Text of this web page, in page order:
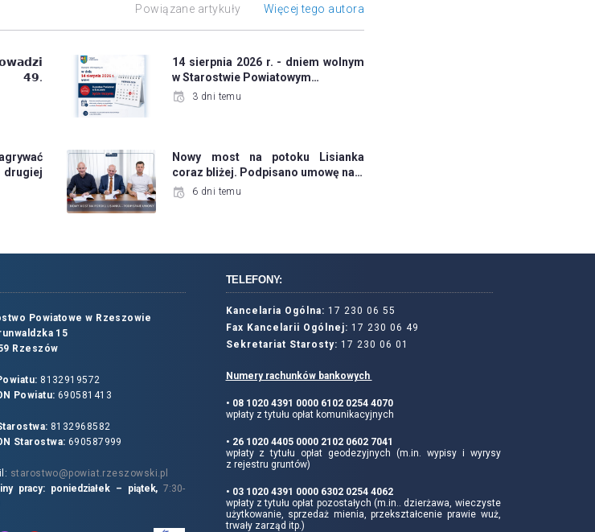
Powiązane artykuły Więcej tego autora
𝟰𝟵.
14 sierpnia 2026 r. - dniem wolnym
w Starostwie Powiatowym…
3 dni temu
Nowy most na potoku Lisianka
coraz bliżej. Podpisano umowę na…
6 dni temu
Powiatowe w Rzeszowie
15
Rzeszów
8132919572
Powiatu: 690581413
8132968582
Starostwa: 690587999
starostwo@powiat.rzeszowski.pl
pracy: poniedziałek – piątek,7:30-
TELEFONY:
Kancelaria Ogólna: 17 230 06 55
Fax Kancelarii Ogólnej: 17 230 06 49
Sekretariat Starosty: 17 230 06 01
Numery rachunków bankowych
• 08 1020 4391 0000 6102 0254 4070
wpłaty z tytułu opłat komunikacyjnych
• 26 1020 4405 0000 2102 0602 7041
wpłaty z tytułu opłat geodezyjnych (m.in. wypisy i wyrysy
z rejestru gruntów)
• 03 1020 4391 0000 6302 0254 4062
wpłaty z tytułu opłat pozostałych (m.in.. dzierżawa, wieczyste
użytkowanie, sprzedaż mienia, przekształcenie prawie wuż,
trwały zarząd itp.)